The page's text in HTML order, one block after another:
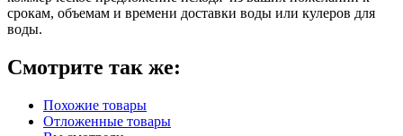
срокам, объемам и времени доставки воды или кулеров для
воды.
Смотрите так же:
Похожие товары
Отложенные товары